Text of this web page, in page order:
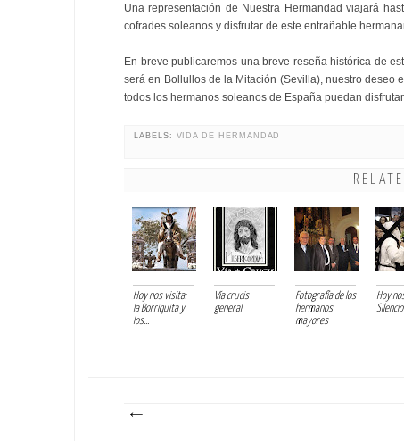
Una representación de Nuestra Hermandad viajará
cofrades soleanos y disfrutar de este entrañable
En breve publicaremos una breve reseña histórica de
será en Bollullos de la Mitación (Sevilla), nuestro deseo
todos los hermanos soleanos de España puedan
LABELS: VIDA DE HERMANDAD
Hoy nos visita:
la Borriquita y
los...
Vía crucis
general
Fotografía de los
hermanos
mayores
Hoy
Silencio